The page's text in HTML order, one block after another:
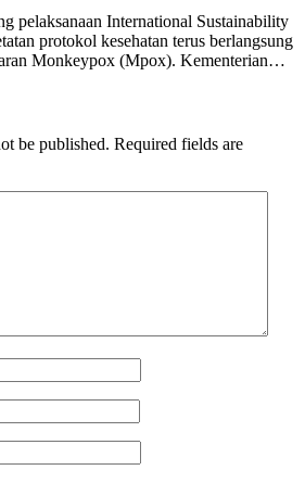
International Sustainability
protokol kesehatan terus berlangsung
Monkeypox (Mpox). Kementerian…
be published. Required fields are